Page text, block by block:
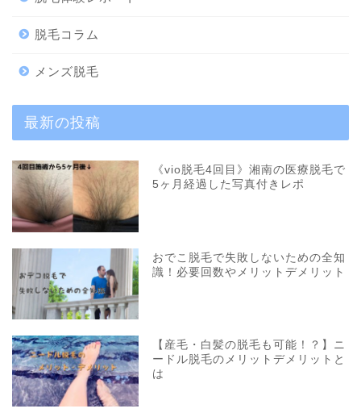
脱毛コラム
メンズ脱毛
最新の投稿
《vio脱毛4回目》湘南の医療脱毛で
5ヶ月経過した写真付きレポ
おでこ脱毛で失敗しないための全知
識！必要回数やメリットデメリット
【産毛・白髪の脱毛も可能！？】ニ
ードル脱毛のメリットデメリットと
は